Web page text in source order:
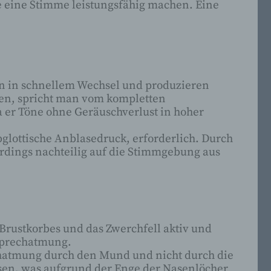
Stimme leistungsfähig machen. Eine
in schnellem Wechsel und produzieren
spricht man vom kompletten
Töne ohne Geräuschverlust in hoher
Anblasedruck, erforderlich. Durch
nachteilig auf die Stimmgebung aus
und das Zwerchfell aktiv und
durch den Mund und nicht durch die